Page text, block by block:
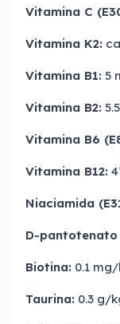
Vitamina C
Vitamina K2:
Vitamina B1: 5
Vitamina B2:
Vitamina B6
Vitamina B12:
Niaciamida
D-pantotenato
Biotina: 0.1
Taurina: 0.3 g/